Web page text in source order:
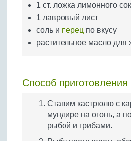
1 ст. ложка лимонного
1 лавровый лист
соль и перец по вкусу
растительное масло для
Способ приготовления
Ставим кастрюлю с
мундире на огонь, а
рыбой и грибами.